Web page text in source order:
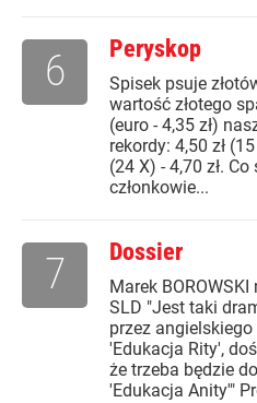
Peryskop
Spisek psuje
wartość złotego
(euro - 4,35 zł)
rekordy: 4,50 zł
(24 X) - 4,70 zł.
członkowie...
6
Dossier
Marek BOROWSKI
SLD "Jest taki
przez
'Edukacja Rity',
że trzeba będzie
'Edukacja Anity'"
7